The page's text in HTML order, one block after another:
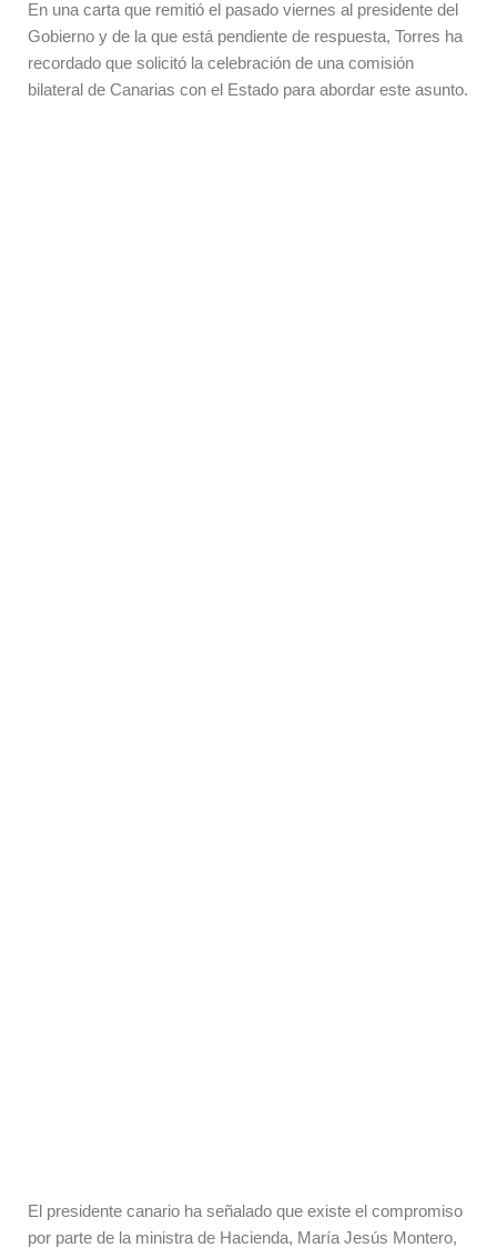
En una carta que remitió el pasado viernes al presidente del
Gobierno y de la que está pendiente de respuesta, Torres ha
recordado que solicitó la celebración de una comisión
bilateral de Canarias con el Estado para abordar este asunto.
El presidente canario ha señalado que existe el compromiso
por parte de la ministra de Hacienda, María Jesús Montero,